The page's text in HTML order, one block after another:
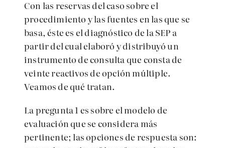
Con las reservas del caso sobre el
procedimiento y las fuentes en las que se
basa, éste es el diagnóstico de la SEP a
partir del cual elaboró y distribuyó un
instrumento de consulta que consta de
veinte reactivos de opción múltiple.
Veamos de qué tratan.
La pregunta 1 es sobre el modelo de
evaluación que se considera más
pertinente; las opciones de respuesta son: